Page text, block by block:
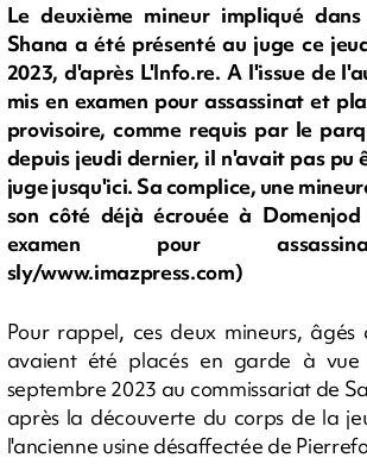
Le deuxième mineur impliqué
Shana a été présenté au juge ce
2023, d'après L'Info.re. A l'issue de
mis en examen pour assassinat et
provisoire, comme requis par le
depuis jeudi dernier, il n'avait pas pu
juge jusqu'ici. Sa complice, une
son côté déjà écrouée à
examen pour
sly/www.imazpress.com)
Pour rappel, ces deux mineurs,
avaient été placés en garde à
septembre 2023 au commissariat de
après la découverte du corps de la
l'ancienne usine désaffectée de